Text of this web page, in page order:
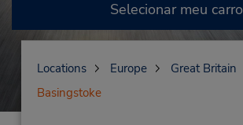
Selecionar meu carro
Locations Europe
Great Britain
Basingstoke